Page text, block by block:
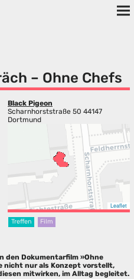
– Ohne Chefs
Black Pigeon
Scharnhorststraße 50 44147
Dortmund
Leaflet
Treffen Film
den Dokumentarfilm »Ohne
nicht nur als Konzept vorstellt,
mitwirken, im Alltag begleitet.